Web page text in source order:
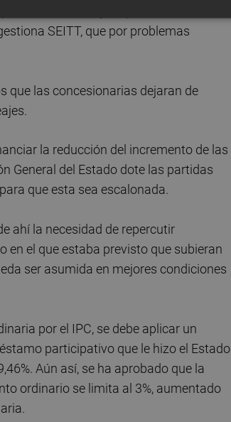
inflacionista y respaldar a los
SEITT, que por problemas
que las concesionarias dejaran de
la reducción del incremento de las
General del Estado dote las partidas
que esta sea escalonada.
ahí la necesidad de repercutir
en el que estaba previsto que subieran
ser asumida en mejores condiciones
por el IPC, se debe aplicar un
participativo que le hizo el Estado
Aún así, se ha aprobado que la
ordinario se limita al 3%, aumentado